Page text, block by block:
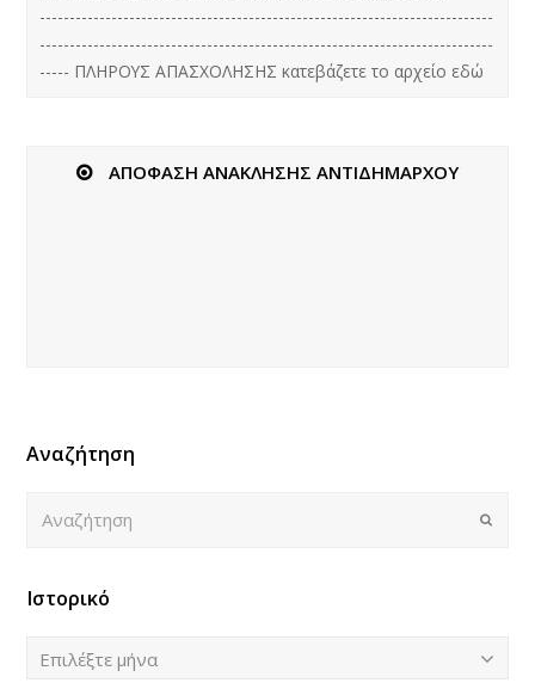
----------------------------------------------------------------------------
----------------------------------------------------------------------------
----- ΠΛΗΡΟΥΣ ΑΠΑΣΧΟΛΗΣΗΣ κατεβάζετε το αρχείο εδώ
ΑΠΟΦΑΣΗ ΑΝΑΚΛΗΣΗΣ ΑΝΤΙΔΗΜΑΡΧΟΥ
Αναζήτηση
Submit
Ιστορικό
Ιστορικό
Επιλέξτε μήνα